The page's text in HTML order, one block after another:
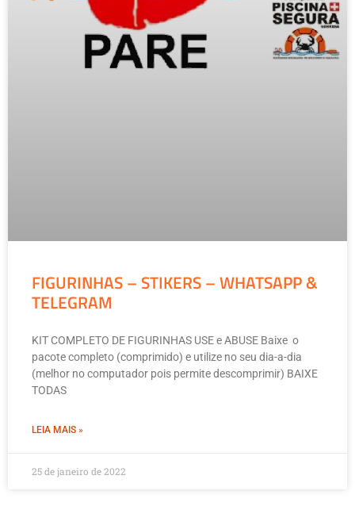
FIGURINHAS – STIKERS – WHATSAPP &
TELEGRAM
KIT COMPLETO DE FIGURINHAS USE e ABUSE Baixe o
pacote completo (comprimido) e utilize no seu dia-a-dia
(melhor no computador pois permite descomprimir) BAIXE
TODAS
LEIA MAIS »
25 de janeiro de 2022